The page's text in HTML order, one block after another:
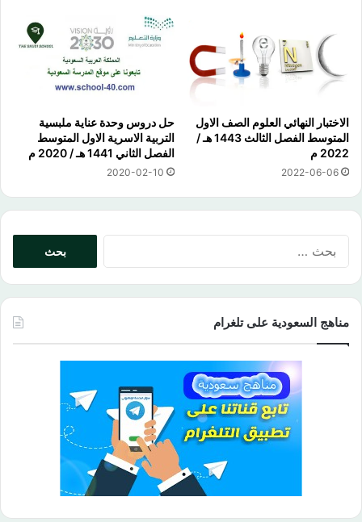
الاختبار النهائي العلوم الصف الاول
المتوسط الفصل الثالث 1443 هـ /
2022 م
2022-06-06
حل دروس وحدة عناية ملبسية
التربية الاسرية الاول المتوسط
الفصل الثاني 1441 هـ / 2020 م
2020-02-10
مناهج السعودية على تلغرام